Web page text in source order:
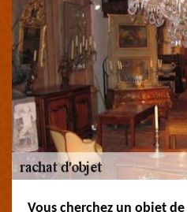
Vous cherchez un objet